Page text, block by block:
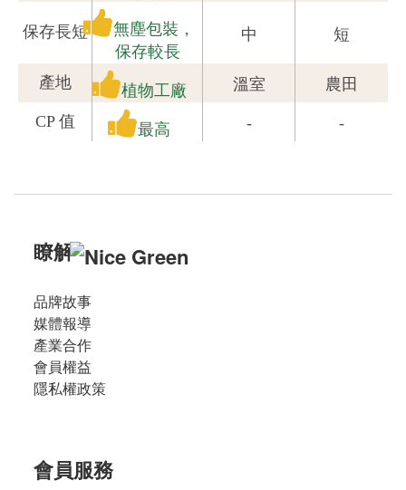
保存長短
無塵包裝，
保存較長
中 短
產地 植物工廠 溫室 農田
CP 值 最高 - -
瞭解
品牌故事
媒體報導
產業合作
會員權益
隱私權政策
會員服務